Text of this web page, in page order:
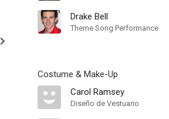
Drake Bell
Theme Song Performance
Costume & Make-Up
Carol Ramsey
Diseño de Vestuario